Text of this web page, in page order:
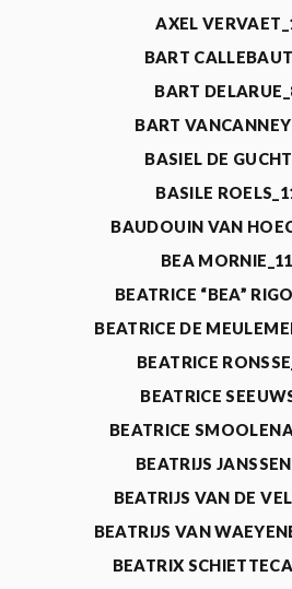
AXEL
BART
BART
BART
BASIEL DE
BASILE
BAUDOUIN VAN
BEA
BEATRICE “BEA”
BEATRICE DE
BEATRICE
BEATRICE
BEATRICE
BEATRIJS
BEATRIJS VAN DE
BEATRIJS VAN
BEATRIX